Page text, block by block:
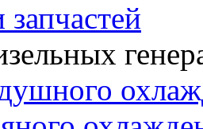
запчастей